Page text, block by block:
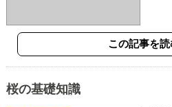
この記事を読
桜の基礎知識